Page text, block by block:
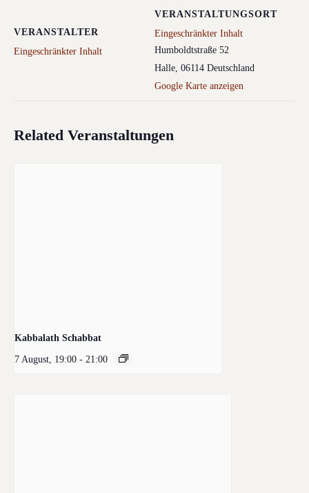
VERANSTALTER
Eingeschränkter Inhalt
VERANSTALTUNGSORT
Eingeschränkter Inhalt
Humboldtstraße 52
Halle 06114 Deutschland
Google Karte anzeigen
Related Veranstaltungen
Kabbalath Schabbat
7 August, 19:00 - 21:00